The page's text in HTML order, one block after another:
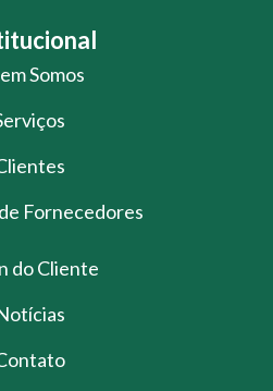
Somos
Fornecedores
do Cliente